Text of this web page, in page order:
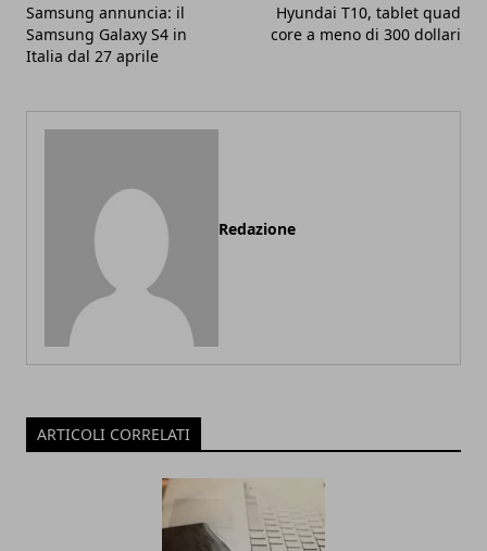
Samsung annuncia: il
Samsung Galaxy S4 in
Italia dal 27 aprile
Hyundai T10, tablet quad
core a meno di 300 dollari
Redazione
ARTICOLI CORRELATI